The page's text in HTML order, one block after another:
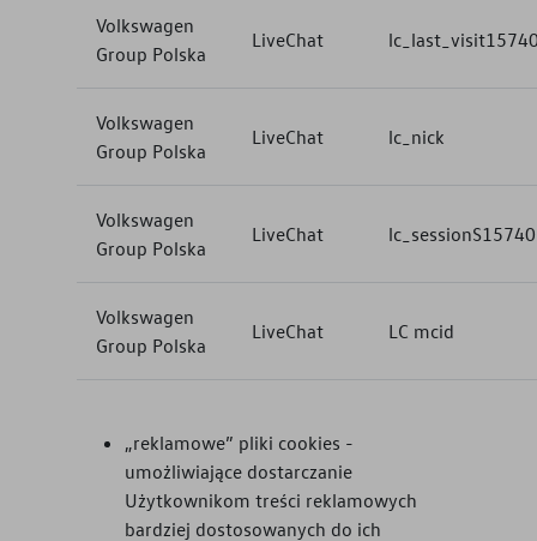
Volkswagen
Group Polska
LiveChat
Volkswagen
Group Polska
LiveChat lc_nick
Volkswagen
Group Polska
LiveChat
Volkswagen
Group Polska
LiveChat LC mcid
„reklamowe” pliki cookies -
umożliwiające dostarczanie
Użytkownikom treści reklamowych
bardziej dostosowanych do ich